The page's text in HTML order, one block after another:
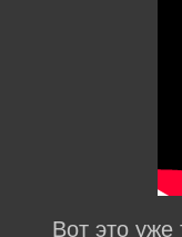
Вот это уже